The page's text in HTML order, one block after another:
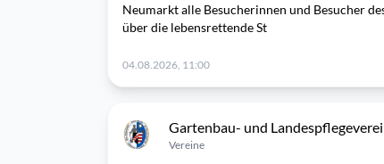
Neumarkt alle Besucherinnen und Besucher
über die lebensrettende St
04.08.2026, 11:00
Gartenbau- und
Vereine